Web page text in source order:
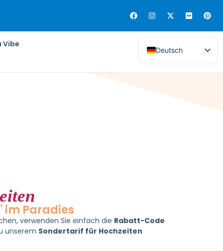
Vibe
Deutsch
Jetzt buchen
Anreise zu erleichtern, haben wir einen
im Paradies
verwenden Sie einfach die Rabatt-Code
unserem Sondertarif für Hochzeiten